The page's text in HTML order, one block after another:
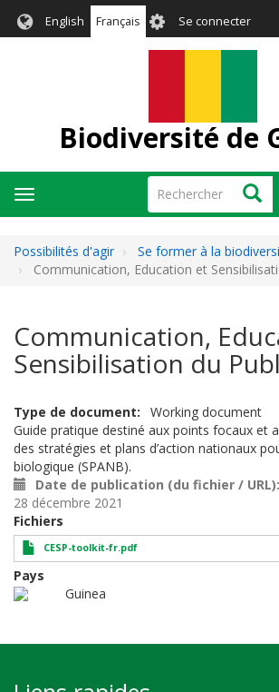
English Français User
account
Se connecter
Biodiversité de
Rechercher
Toggle
navigation
Possibilités d'agir
Se former à la
Communication, Education et
Communication,
Sensibilisation du
Type de document
Working document
Guide pratique destiné aux points focaux et
des stratégies et plans d’action nationaux
biologique (SPANB).
Date de publication (du fichier / URL)
28 décembre 2021
Fichiers
CESP-toolkit-fr.pdf
Pays
Guinea